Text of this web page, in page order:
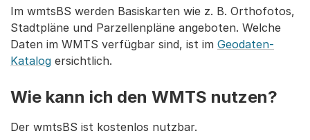
Im wmtsBS werden Basiskarten wie z. B. Orthofotos,
Stadtpläne und Parzellenpläne angeboten. Welche
Daten im WMTS verfügbar sind, ist im Geodaten-
Katalog ersichtlich.
Wie kann ich den WMTS nutzen?
Der wmtsBS ist kostenlos nutzbar.